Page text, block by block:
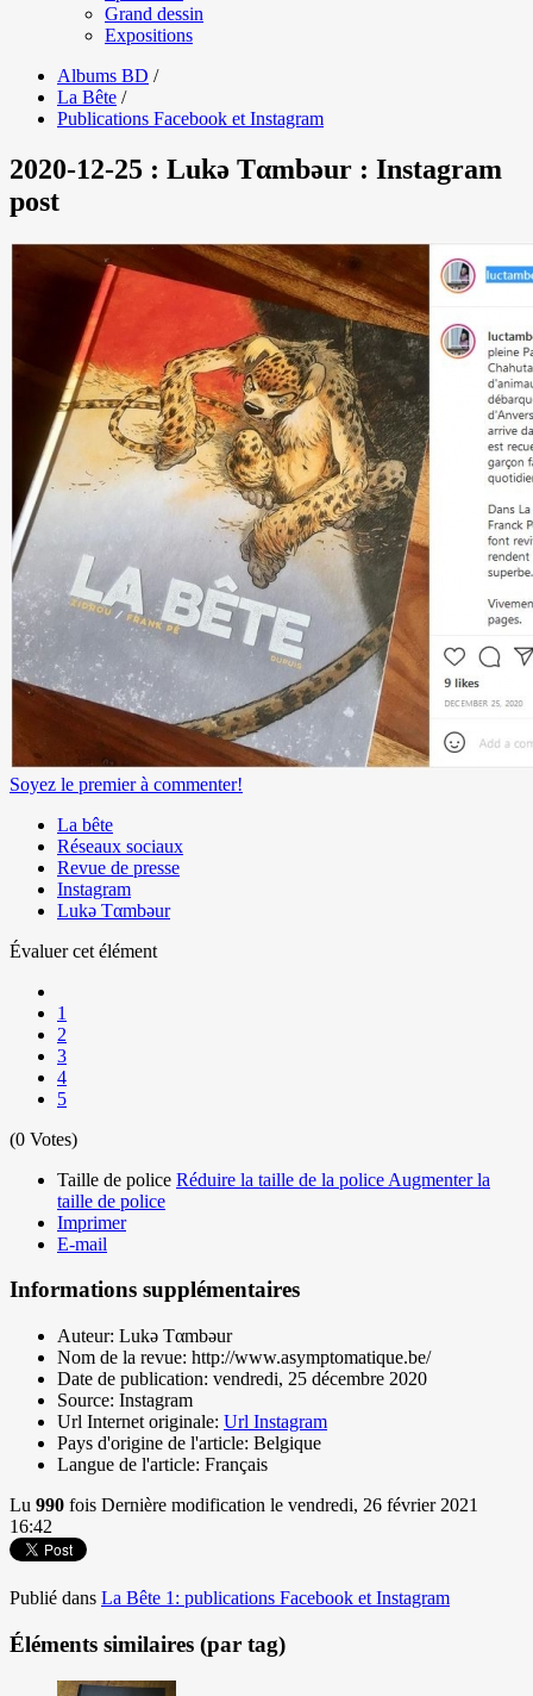
Grand dessin
Expositions
Albums BD /
La Bête /
Publications Facebook et Instagram
2020-12-25 : Lukǝ Tαmbǝur : Instagram
post
Soyez le premier à commenter!
La bête
Réseaux sociaux
Revue de presse
Instagram
Lukǝ Tαmbǝur
Évaluer cet élément
1
2
3
4
5
(0 Votes)
Taille de police Réduire la taille de la police Augmenter la
taille de police
Imprimer
E-mail
Informations supplémentaires
Auteur: Lukǝ Tαmbǝur
Nom de la revue: http://www.asymptomatique.be/
Date de publication: vendredi, 25 décembre 2020
Source: Instagram
Url Internet originale: Url Instagram
Pays d'origine de l'article: Belgique
Langue de l'article: Français
Lu 990 fois Dernière modification le vendredi, 26 février 2021
16:42
Publié dans La Bête 1: publications Facebook et Instagram
Éléments similaires (par tag)